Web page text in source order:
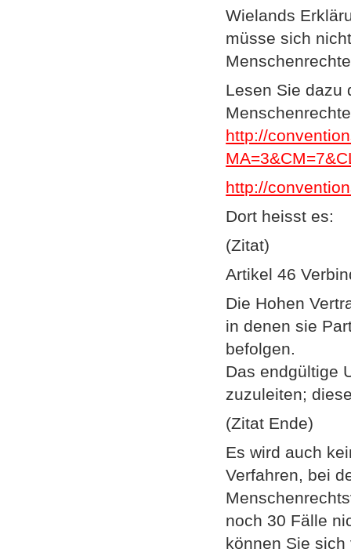
Wielands
müsse sich
Lesen Sie dazu
http://
http://
Dort heisst es:
(Zitat)
Artikel 46
Die Hohen
in denen sie
befolgen.
Das endgültige
zuzuleiten;
(Zitat Ende)
Es wird auch
Verfahren, bei
noch 30 Fälle
können Sie